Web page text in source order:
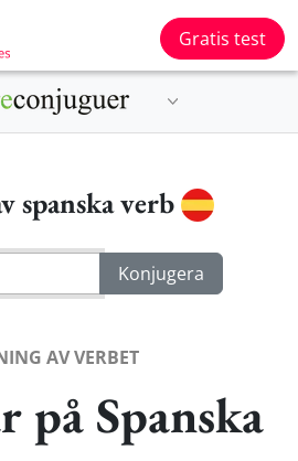
Gratis test
spanska verb
AV VERBET
Spanska